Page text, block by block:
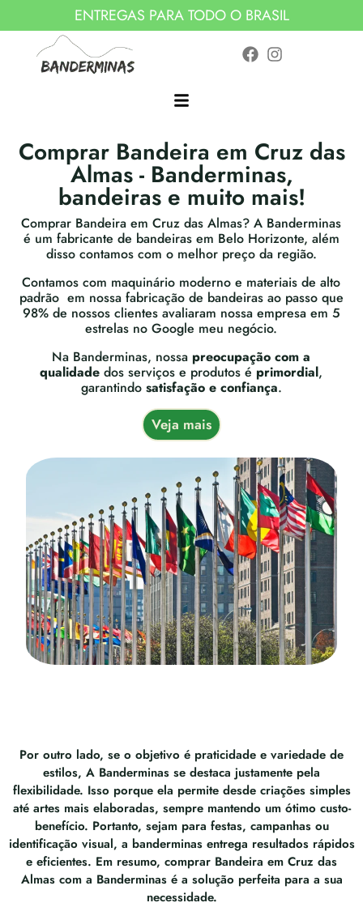
ENTREGAS PARA TODO O BRASIL
Comprar Bandeira em Cruz das
Almas - Banderminas,
bandeiras e muito mais!
Comprar Bandeira em Cruz das Almas? A Banderminas
é um fabricante de bandeiras em Belo Horizonte, além
disso contamos com o melhor preço da região.
Contamos com maquinário moderno e materiais de alto
padrão em nossa fabricação de bandeiras ao passo que
98% de nossos clientes avaliaram nossa empresa em 5
estrelas no Google meu negócio.
Na Banderminas, nossa preocupação com a
qualidade dos serviços e produtos é primordial,
garantindo satisfação e confiança.
Veja mais
Por outro lado, se o objetivo é praticidade e variedade de
estilos, A Banderminas se destaca justamente pela
flexibilidade. Isso porque ela permite desde criações simples
até artes mais elaboradas, sempre mantendo um ótimo custo-
benefício. Portanto, sejam para festas, campanhas ou
identificação visual, a banderminas entrega resultados rápidos
e eficientes. Em resumo, comprar Bandeira em Cruz das
Almas com a Banderminas é a solução perfeita para a sua
necessidade.